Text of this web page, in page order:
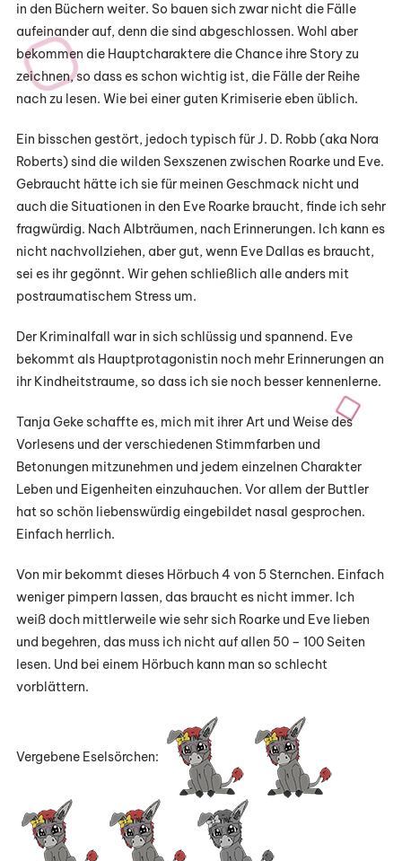
in den Büchern weiter. So bauen sich zwar nicht die Fälle
aufeinander auf, denn die sind abgeschlossen. Wohl aber
bekommen die Hauptcharaktere die Chance ihre Story zu
zeichnen, so dass es schon wichtig ist, die Fälle der Reihe
nach zu lesen. Wie bei einer guten Krimiserie eben üblich.
Ein bisschen gestört, jedoch typisch für J. D. Robb (aka Nora
Roberts) sind die wilden Sexszenen zwischen Roarke und Eve.
Gebraucht hätte ich sie für meinen Geschmack nicht und
auch die Situationen in den Eve Roarke braucht, finde ich sehr
fragwürdig. Nach Albträumen, nach Erinnerungen. Ich kann es
nicht nachvollziehen, aber gut, wenn Eve Dallas es braucht,
sei es ihr gegönnt. Wir gehen schließlich alle anders mit
postraumatischem Stress um.
Der Kriminalfall war in sich schlüssig und spannend. Eve
bekommt als Hauptprotagonistin noch mehr Erinnerungen an
ihr Kindheitstraume, so dass ich sie noch besser kennenlerne.
Tanja Geke schaffte es, mich mit ihrer Art und Weise des
Vorlesens und der verschiedenen Stimmfarben und
Betonungen mitzunehmen und jedem einzelnen Charakter
Leben und Eigenheiten einzuhauchen. Vor allem der Buttler
hat so schön liebenswürdig eingebildet nasal gesprochen.
Einfach herrlich.
Von mir bekommt dieses Hörbuch 4 von 5 Sternchen. Einfach
weniger pimpern lassen, das braucht es nicht immer. Ich
weiß doch mittlerweile wie sehr sich Roarke und Eve lieben
und begehren, das muss ich nicht auf allen 50 – 100 Seiten
lesen. Und bei einem Hörbuch kann man so schlecht
vorblättern.
Vergebene Eselsörchen: